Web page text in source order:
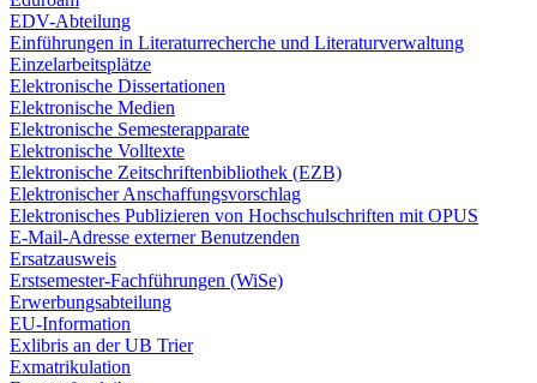
EDV-Abteilung
Einführungen in Literaturrecherche und Literaturverwaltung
Einzelarbeitsplätze
Elektronische Dissertationen
Elektronische Medien
Elektronische Semesterapparate
Elektronische Volltexte
Elektronische Zeitschriftenbibliothek (EZB)
Elektronischer Anschaffungsvorschlag
Elektronisches Publizieren von Hochschulschriften mit OPUS
E-Mail-Adresse externer Benutzenden
Ersatzausweis
Erstsemester-Fachführungen (WiSe)
Erwerbungsabteilung
EU-Information
Exlibris an der UB Trier
Exmatrikulation